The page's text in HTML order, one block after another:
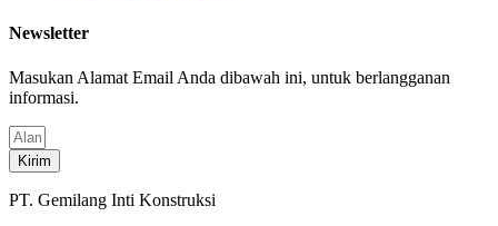
Newsletter
Masukan Alamat Email Anda dibawah ini, untuk berlangganan
informasi.
Kirim
PT. Gemilang Inti Konstruksi